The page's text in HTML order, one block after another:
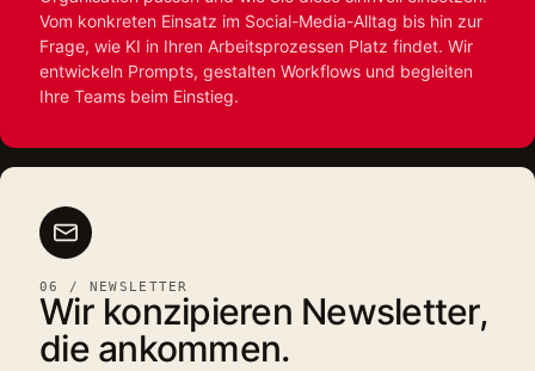
Vom konkreten Einsatz im Social-Media-Alltag bis hin zur
Frage, wie KI in Ihren Arbeitsprozessen Platz findet. Wir
entwickeln Prompts, gestalten Workflows und begleiten
Ihre Teams beim Einstieg.
06 / NEWSLETTER
Wir konzipieren Newsletter,
die ankommen.